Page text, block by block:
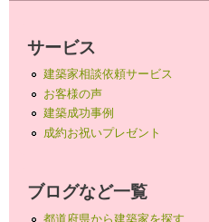
サービス
建築家相談依頼サービス
お客様の声
建築成功事例
成約お祝いプレゼント
ブログなど一覧
都道府県から建築家を探す